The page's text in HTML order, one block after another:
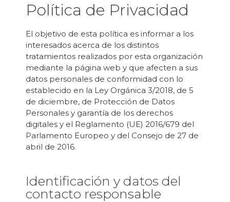
Política de Privacidad
El objetivo de esta política es informar a los
interesados acerca de los distintos
tratamientos realizados por esta organización
mediante la página web y que afecten a sus
datos personales de conformidad con lo
establecido en la Ley Orgánica 3/2018, de 5
de diciembre, de Protección de Datos
Personales y garantía de los derechos
digitales y el Reglamento (UE) 2016/679 del
Parlamento Europeo y del Consejo de 27 de
abril de 2016.
Identificación y datos del
contacto responsable